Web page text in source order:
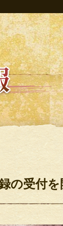
の受付を